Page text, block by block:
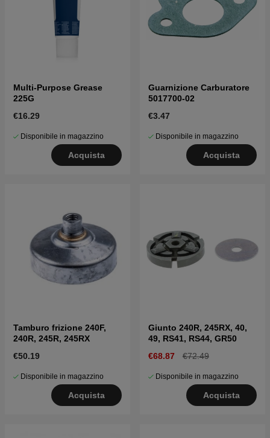
Multi-Purpose Grease
225G
€16.29
Disponibile in magazzino
Acquista
Guarnizione Carburatore
5017700-02
€3.47
Disponibile in magazzino
Acquista
Tamburo frizione 240F,
240R, 245R, 245RX
€50.19
Disponibile in magazzino
Acquista
Giunto 240R, 245RX, 40,
49, RS41, RS44, GR50
€68.87
€72.49
Disponibile in magazzino
Acquista